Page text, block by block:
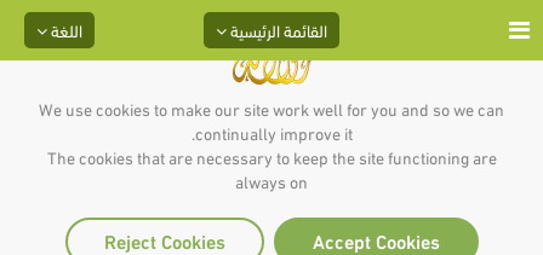
We use cookies to make our site work well for you and so we can
continually improve it.
The cookies that are necessary to keep the site functioning are
always on
Accept Cookies
Reject Cookies
اللغة القائمة الرئيسية
تدبر السنة، لماذا ؟